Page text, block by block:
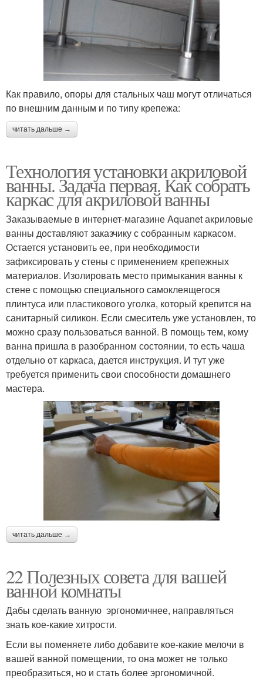
Как правило, опоры для стальных чаш могут отличаться
по внешним данным и по типу крепежа:
читать дальше →
Технология установки акриловой
ванны. Задача первая. Как собрать
каркас для акриловой ванны
Заказываемые в интернет-магазине Aquanet акриловые
ванны доставляют заказчику с собранным каркасом.
Остается установить ее, при необходимости
зафиксировать у стены с применением крепежных
материалов. Изолировать место примыкания ванны к
стене с помощью специального самоклеящегося
плинтуса или пластикового уголка, который крепится на
санитарный силикон. Если смеситель уже установлен, то
можно сразу пользоваться ванной. В помощь тем, кому
ванна пришла в разобранном состоянии, то есть чаша
отдельно от каркаса, дается инструкция. И тут уже
требуется применить свои способности домашнего
мастера.
читать дальше →
22 Полезных совета для вашей
ванной комнаты
Дабы сделать ванную эргономичнее, направляться
знать кое-какие хитрости.
Если вы поменяете либо добавите кое-какие мелочи в
вашей ванной помещении, то она может не только
преобразиться, но и стать более эргономичной.